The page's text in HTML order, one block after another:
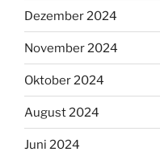
Dezember 2024
November 2024
Oktober 2024
August 2024
Juni 2024